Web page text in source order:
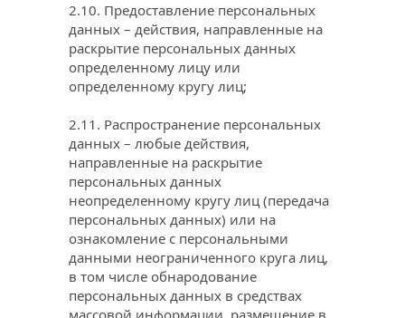
2.10. Предоставление персональных
данных – действия, направленные на
раскрытие персональных данных
определенному лицу или
определенному кругу лиц;
2.11. Распространение персональных
данных – любые действия,
направленные на раскрытие
персональных данных
неопределенному кругу лиц (передача
персональных данных) или на
ознакомление с персональными
данными неограниченного круга лиц,
в том числе обнародование
персональных данных в средствах
массовой информации, размещение в